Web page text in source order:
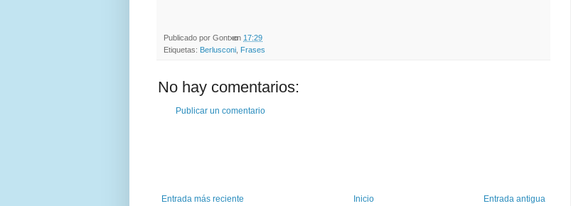
Publicado por Gontxoen 17:29
Etiquetas: Berlusconi Frases
No hay comentarios:
Publicar un comentario
Entrada más reciente Entrada antigua
Inicio